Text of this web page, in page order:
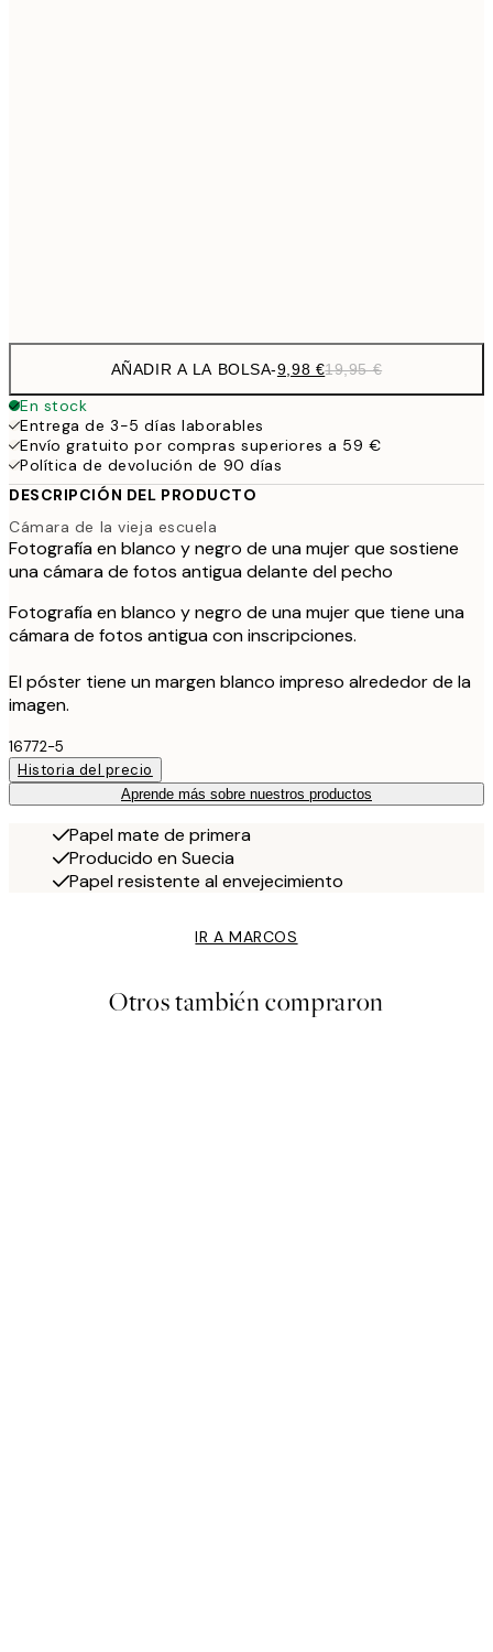
AÑADIR A LA BOLSA-9,98 €19,95 €
En stock
Entrega de 3-5 días laborables
Envío gratuito por compras superiores a 59 €
Política de devolución de 90 días
DESCRIPCIÓN DEL PRODUCTO
Cámara de la vieja escuela
Fotografía en blanco y negro de una mujer que sostiene
una cámara de fotos antigua delante del pecho
Fotografía en blanco y negro de una mujer que tiene una
cámara de fotos antigua con inscripciones.
El póster tiene un margen blanco impreso alrededor de la
imagen.
16772-5
Historia del precio
Aprende más sobre nuestros productos
Papel mate de primera
Producido en Suecia
Papel resistente al envejecimiento
IR A MARCOS
Otros también compraron